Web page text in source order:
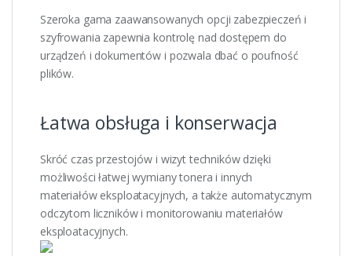
Szeroka gama zaawansowanych opcji zabezpieczeń i
szyfrowania zapewnia kontrolę nad dostępem do
urządzeń i dokumentów i pozwala dbać o poufność
plików.
Łatwa obsługa i konserwacja
Skróć czas przestojów i wizyt techników dzięki
możliwości łatwej wymiany tonera i innych
materiałów eksploatacyjnych, a także automatycznym
odczytom liczników i monitorowaniu materiałów
eksploatacyjnych.